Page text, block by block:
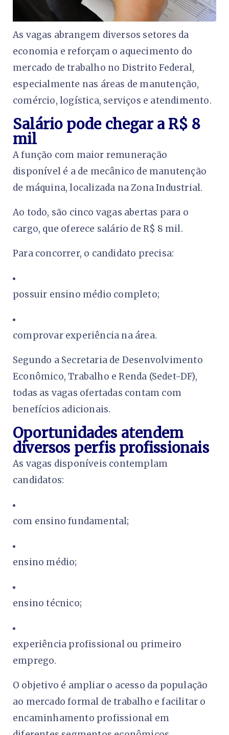
As vagas abrangem diversos setores da
economia e reforçam o aquecimento do
mercado de trabalho no Distrito Federal,
especialmente nas áreas de manutenção,
comércio, logística, serviços e atendimento.
Salário pode chegar a R$ 8
mil
A função com maior remuneração
disponível é a de mecânico de manutenção
de máquina, localizada na Zona Industrial.
Ao todo, são cinco vagas abertas para o
cargo, que oferece salário de R$ 8 mil.
Para concorrer, o candidato precisa:
possuir ensino médio completo;
comprovar experiência na área.
Segundo a Secretaria de Desenvolvimento
Econômico, Trabalho e Renda (Sedet-DF),
todas as vagas ofertadas contam com
benefícios adicionais.
Oportunidades atendem
diversos perfis profissionais
As vagas disponíveis contemplam
candidatos:
com ensino fundamental;
ensino médio;
ensino técnico;
experiência profissional ou primeiro
emprego.
O objetivo é ampliar o acesso da população
ao mercado formal de trabalho e facilitar o
encaminhamento profissional em